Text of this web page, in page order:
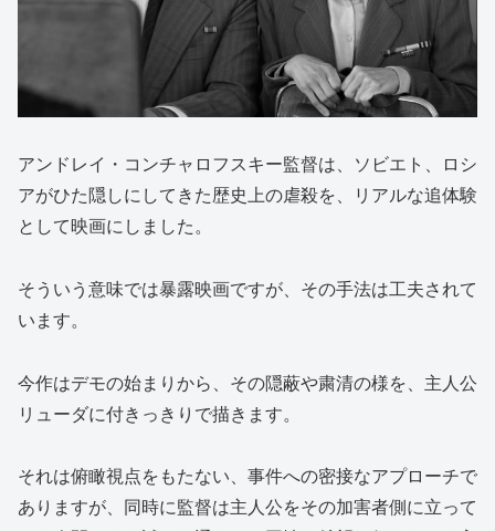
アンドレイ・コンチャロフスキー監督は、ソビエト、ロシ
アがひた隠しにしてきた歴史上の虐殺を、リアルな追体験
として映画にしました。
そういう意味では暴露映画ですが、その手法は工夫されて
います。
今作はデモの始まりから、その隠蔽や粛清の様を、主人公
リューダに付きっきりで描きます。
それは俯瞰視点をもたない、事件への密接なアプローチで
ありますが、同時に監督は主人公をその加害者側に立って